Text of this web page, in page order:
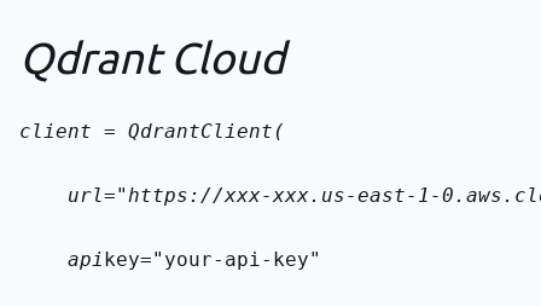
Qdrant Cloud
client = QdrantClient(
url="https://xxx-xxx.us-east-1-
    api
key="your-api-key"